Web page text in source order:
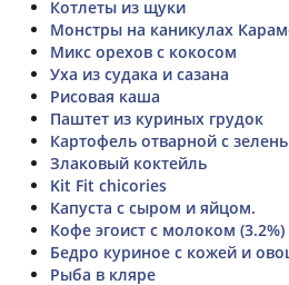
Котлеты из щуки
Монстры на каникулах
Микс орехов с кокосом
Уха из судака и сазана
Рисовая каша
Паштет из куриных грудок
Картофель отварной с
Злаковый коктейль
Kit Fit chicories
Капуста с сыром и яйцом.
Кофе эгоист с молоком (3.2%)
Бедро куриное с кожей и
Рыба в кляре